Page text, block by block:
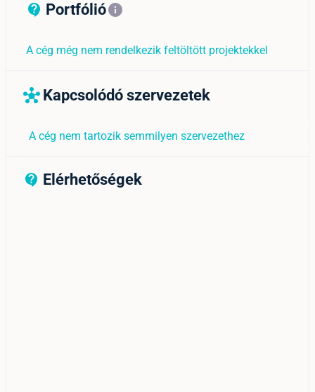
contact_support_outline
Portfólióinfo
A cég még nem rendelkezik feltöltött projektekkel
hub Kapcsolódó szervezetek
A cég nem tartozik semmilyen szervezethez
contact_support_outline
Elérhetőségek